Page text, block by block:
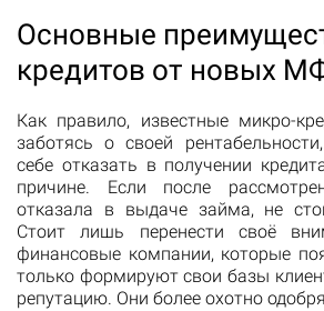
Основные
кредитов от новых
Как правило, известные микро-
заботясь о своей
себе отказать в получении
причине. Если после
отказала в выдаче займа, не
Стоит лишь перенести своё
финансовые компании, которые
только формируют свои базы
репутацию. Они более охотно